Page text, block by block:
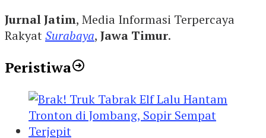
Jurnal Jatim, Media Informasi Terpercaya
RakyatSurabaya, Jawa Timur.
Peristiwa